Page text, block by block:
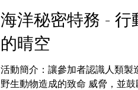
海洋秘密特務 - 行
的晴空
活動簡介：讓參加者認識人類製
野生動物造成的致命 威脅，並